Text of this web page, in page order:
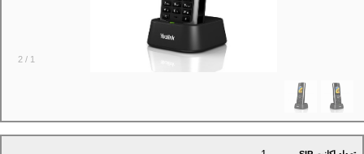
1
/
2